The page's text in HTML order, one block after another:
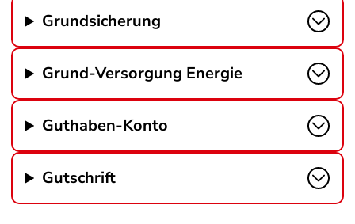
Grundsicherung
Grund-Versorgung Energie
Guthaben-Konto
Gutschrift